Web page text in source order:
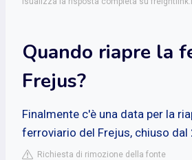
Quando riapre la
Frejus?
Finalmente c'è una data per la
ferroviario del Frejus, chiuso
Richiesta di rimozione della fonte